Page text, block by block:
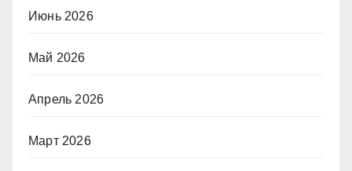
Июнь 2026
Май 2026
Апрель 2026
Март 2026